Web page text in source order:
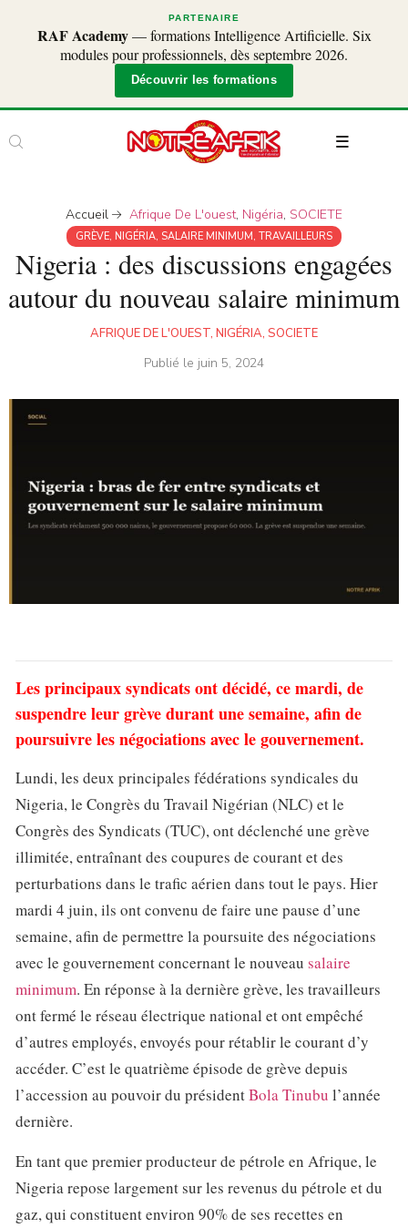
PARTENAIRE
RAF Academy— formations Intelligence Artificielle. Six
modules pour professionnels, dès septembre 2026.
Découvrir les formations
Accueil Afrique De L'ouest, Nigéria, SOCIETE
GRÈVE, NIGÉRIA, SALAIRE MINIMUM, TRAVAILLEURS
Nigeria : des discussions engagées
autour du nouveau salaire minimum
AFRIQUE DE L'OUEST, NIGÉRIA, SOCIETE
Publié le juin 5, 2024
Les principaux syndicats ont décidé, ce mardi, de
suspendre leur grève durant une semaine, afin de
poursuivre les négociations avec le gouvernement.
Lundi, les deux principales fédérations syndicales du
Nigeria, le Congrès du Travail Nigérian (NLC) et le
Congrès des Syndicats (TUC), ont déclenché une grève
illimitée, entraînant des coupures de courant et des
perturbations dans le trafic aérien dans tout le pays. Hier
mardi 4 juin, ils ont convenu de faire une pause d’une
semaine, afin de permettre la poursuite des négociations
avec le gouvernement concernant le nouveau salaire
minimum. En réponse à la dernière grève, les travailleurs
ont fermé le réseau électrique national et ont empêché
d’autres employés, envoyés pour rétablir le courant d’y
accéder. C’est le quatrième épisode de grève depuis
l’accession au pouvoir du présidentBola Tinubu l’année
dernière.
En tant que premier producteur de pétrole en Afrique, le
Nigeria repose largement sur les revenus du pétrole et du
gaz, qui constituent environ 90% de ses recettes en